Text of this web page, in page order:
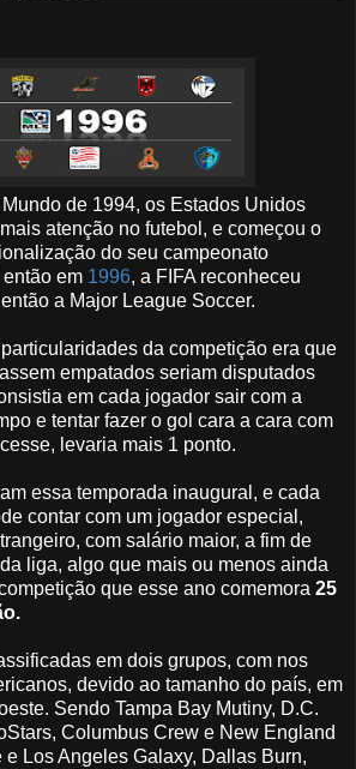
de 1994, os Estados Unidos
atenção no futebol, e começou o
do seu campeonato
em 1996, a FIFA reconheceu
a Major League Soccer.
da competição era que
empatados seriam disputados
em cada jogador sair com a
e tentar fazer o gol cara a cara com
levaria mais 1 ponto.
essa temporada inaugural, e cada
contar com um jogador especial,
com salário maior, a fim de
liga, algo que mais ou menos ainda
que esse ano comemora 25
em dois grupos, com nos
devido ao tamanho do país, em
Sendo Tampa Bay Mutiny, D.C.
Columbus Crew e New England
e Los Angeles Galaxy, Dallas Burn,